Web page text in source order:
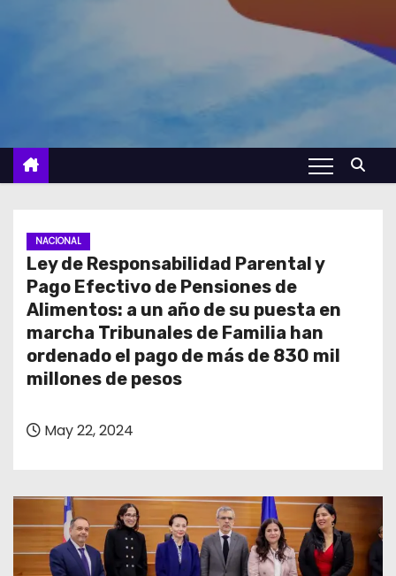
NACIONAL
Ley de Responsabilidad Parental y
Pago Efectivo de Pensiones de
Alimentos: a un año de su puesta en
marcha Tribunales de Familia han
ordenado el pago de más de 830 mil
millones de pesos
May 22, 2024